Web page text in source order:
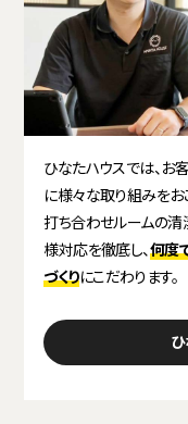
ひなたハウスでは、お
に様々な取り組みをお
打ち合わせルームの清
様対応を徹底し、何度
づくりにこだわります。